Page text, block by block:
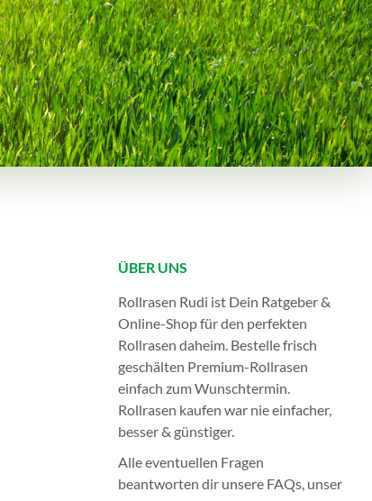
ÜBER UNS
Rollrasen Rudi ist Dein Ratgeber &
Online-Shop für den perfekten
Rollrasen daheim. Bestelle frisch
geschälten Premium-Rollrasen
einfach zum Wunschtermin.
Rollrasen kaufen war nie einfacher,
besser & günstiger.
Alle eventuellen Fragen
beantworten dir unsere FAQs, unser